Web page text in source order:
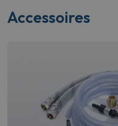
Accessoires